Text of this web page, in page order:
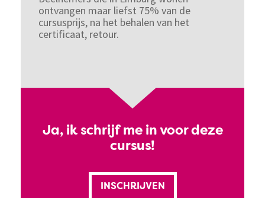
ontvangen maar liefst 75% van de
cursusprijs, na het behalen van het
certificaat, retour.
Ja, ik schrijf me in voor deze
cursus!
INSCHRIJVEN